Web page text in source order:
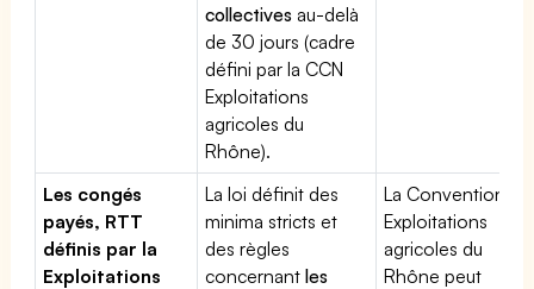
collectives au-delà
de 30 jours (cadre
défini par la CCN
Exploitations
agricoles du
Rhône).
Les congés
payés, RTT
définis par la
Exploitations
La loi définit des
minima stricts et
des règles
concernantles
La Convention
Exploitations
agricoles du
Rhône peut